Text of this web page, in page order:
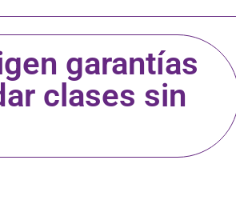
garantías
clases sin